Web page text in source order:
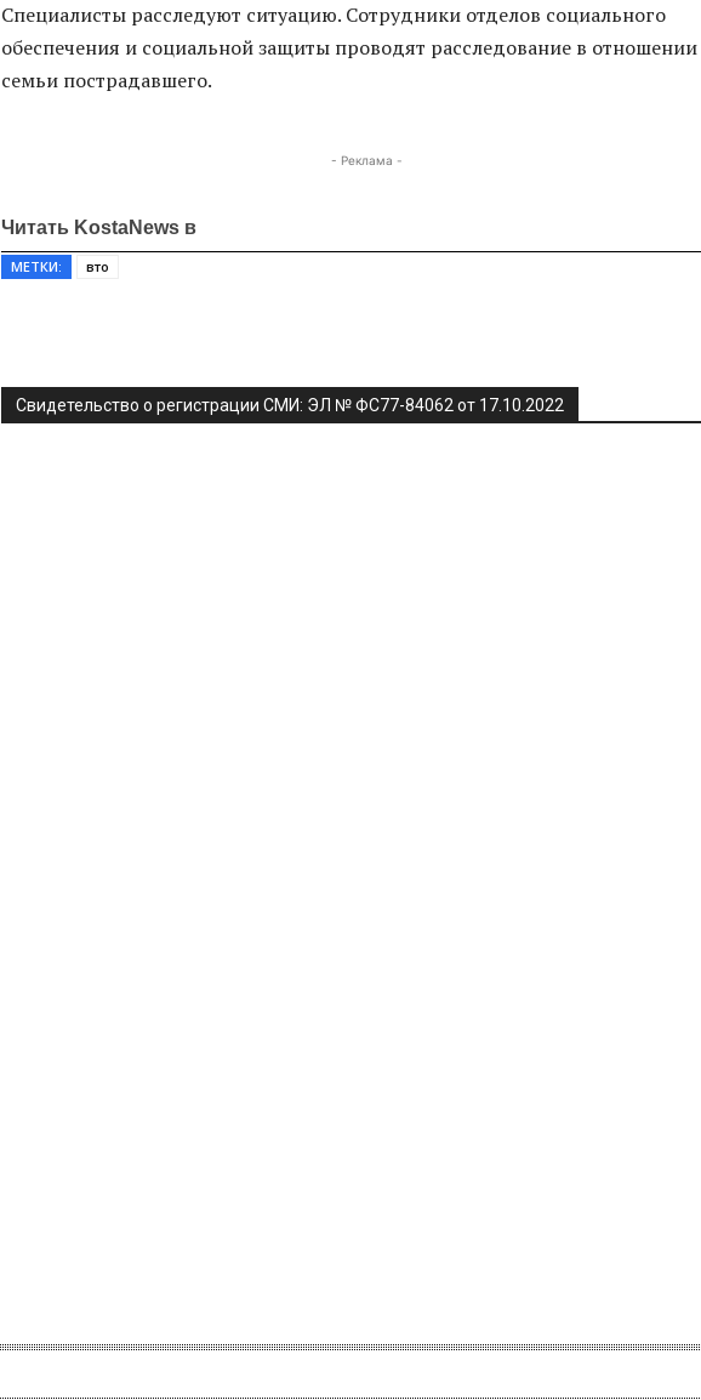
Специалисты расследуют ситуацию. Сотрудники отделов социального
обеспечения и социальной защиты проводят расследование в отношении
семьи пострадавшего.
- Реклама -
Читать KostaNews в
МЕТКИ: вто
Свидетельство о регистрации СМИ: ЭЛ № ФС77-84062 от 17.10.2022